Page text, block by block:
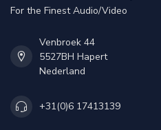
For the Finest Audio/Video
Venbroek 44
5527BH Hapert
Nederland
+31(0)6 17413139